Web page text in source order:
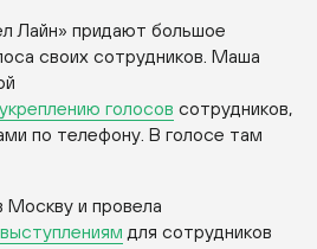
Лайн» придают большое
своих сотрудников. Маша
голосов сотрудников,
по телефону. В голосе там
Москву и провела
для сотрудников